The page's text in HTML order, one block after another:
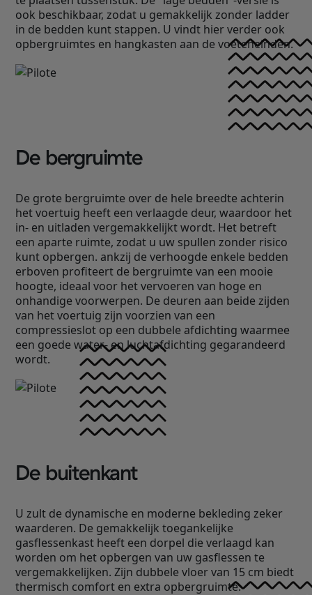
ook beschikbaar, zodat u gemakkelijk zonder ladder
in de bedden kunt stappen. U vindt hier verder ook
opbergruimtes en hangkasten aan de voeteneinden.
De bergruimte
De grote bergruimte over de hele breedte achterin
het voertuig heeft een verlaagde deur, waardoor het
in- en uitladen vergemakkelijkt wordt. Het betreft
een aparte ruimte, zodat u uw spullen zonder risico
kunt opbergen. ankzij de verhoogde enkele bedden
erboven profiteert de bergruimte van een mooie
hoogte, ideaal voor het vervoeren van hoge en
onhandige voorwerpen. De deuren aan beide zijden
van het voertuig zijn voorzien van een
compressieslot op een dubbele afdichting waarmee
een goede water- en luchtafdichting gegarandeerd
wordt.
De buitenkant
U zult de dynamische en moderne bekleding zeker
waarderen. De gemakkelijk toegankelijke
gasflessenkast heeft een dorpel die verlaagd kan
worden om het opbergen van uw gasflessen te
vergemakkelijken. Zijn dubbele vloer van 15 cm biedt
thermisch comfort en extra opbergruimte.